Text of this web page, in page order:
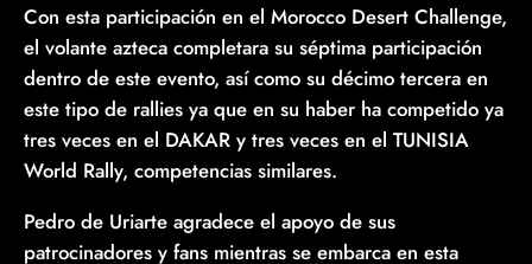
Con esta participación en el Morocco Desert Challenge,
el volante azteca completara su séptima participación
dentro de este evento, así como su décimo tercera en
este tipo de rallies ya que en su haber ha competido ya
tres veces en el DAKAR y tres veces en el TUNISIA
World Rally, competencias similares.
Pedro de Uriarte agradece el apoyo de sus
patrocinadores y fans mientras se embarca en esta